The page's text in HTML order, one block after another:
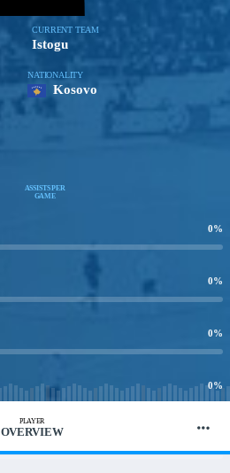
CURRENT TEAM
Istogu
NATIONALITY
Kosovo
ASSISTS PER
GAME
0%
0%
0%
0%
PLAYER
OVERVIEW